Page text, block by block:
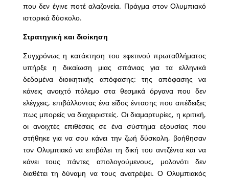
που δεν έγινε ποτέ αλαζονεία. Πράγμα στον Ολυμπιακό
ιστορικά δύσκολο.
Στρατηγική και διοίκηση
Συγχρόνως η κατάκτηση του εφετινού πρωταθλήματος
υπήρξε η δικαίωση μιας σπάνιας για τα ελληνικά
δεδομένα διοικητικής απόφασης: της απόφασης να
κάνεις ανοιχτό πόλεμο στα θεσμικά όργανα που δεν
ελέγχεις, επιβάλλοντας ένα είδος έντασης που απέδειξες
πως μπορείς να διαχειριστείς. Οι διαμαρτυρίες, η κριτική,
οι ανοιχτές επιθέσεις σε ένα σύστημα εξουσίας που
στήθηκε για να σου κάνει την ζωή δύσκολη, βοήθησαν
τον Ολυμπιακό να επιβάλει τη δική του αντζέντα και να
κάνει τους πάντες απολογούμενους, μολονότι δεν
διαθέτει τη δύναμη να τους ανατρέψει. Ο Ολυμπιακός